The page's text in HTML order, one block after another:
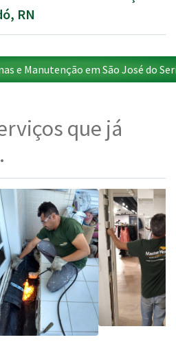
RN
e Manutenção em São José do
que já